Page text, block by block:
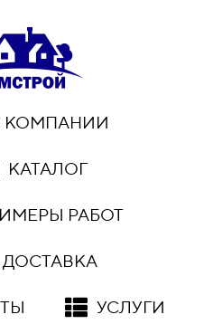
КОМПАНИИ
КАТАЛОГ
РАБОТ
ДОСТАВКА
УСЛУГИ